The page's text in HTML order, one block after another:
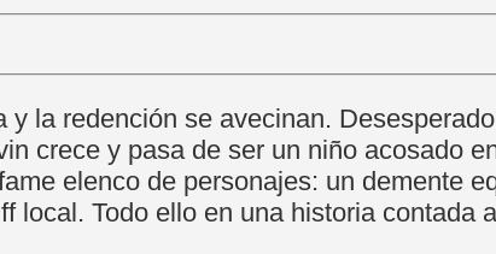
la redención se avecinan.
crece y pasa de ser un niño acosado
elenco de personajes: un demente
local. Todo ello en una historia contada